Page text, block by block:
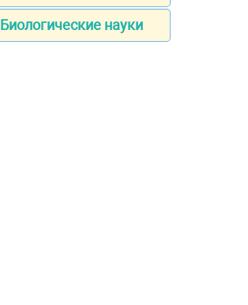
Биологические науки